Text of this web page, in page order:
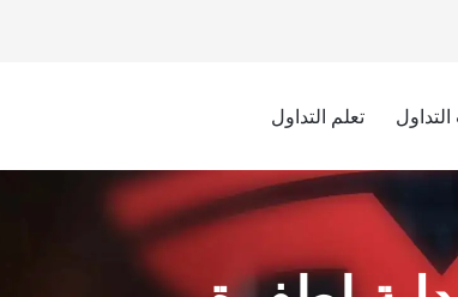
تعلم التداول